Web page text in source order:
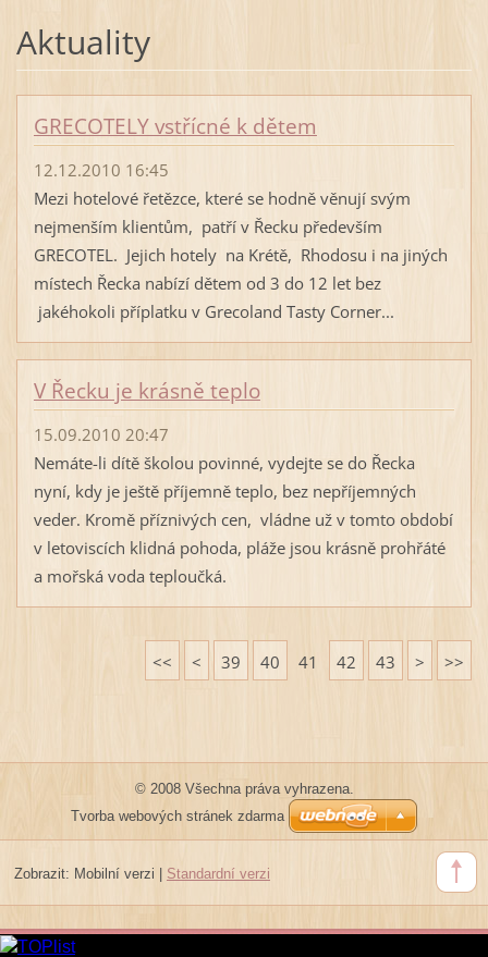
Aktuality
GRECOTELY vstřícné k dětem
12.12.2010 16:45
Mezi hotelové řetězce, které se hodně věnují svým
nejmenším klientům, patří v Řecku především
GRECOTEL. Jejich hotely na Krétě, Rhodosu i na jiných
místech Řecka nabízí dětem od 3 do 12 let bez
jakéhokoli příplatku v Grecoland Tasty Corner...
V Řecku je krásně teplo
15.09.2010 20:47
Nemáte-li dítě školou povinné, vydejte se do Řecka
nyní, kdy je ještě příjemně teplo, bez nepříjemných
veder. Kromě příznivých cen, vládne už v tomto období
v letoviscích klidná pohoda, pláže jsou krásně prohřáté
a mořská voda teploučká.
<< < 39 40 41 42 43 > >>
© 2008 Všechna práva vyhrazena.
Tvorba webových stránek zdarma
Zobrazit: Mobilní verzi Standardní verzi